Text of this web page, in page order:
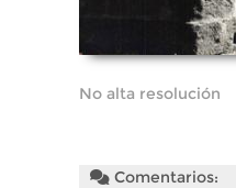
No alta resolución
Comentarios: